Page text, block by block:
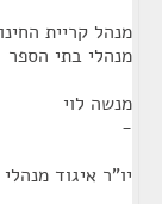
מנהל קריית
מנהלי בתי הספר
מנשה לוי
-
יו"ר איגוד